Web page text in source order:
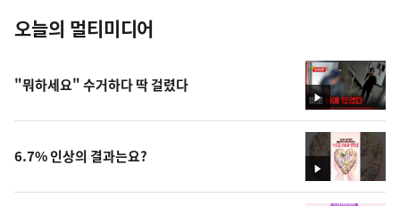
오늘의 멀티미디어
영
상
"뭐하세요" 수거하다 딱 걸렸다
영
상
6.7% 인상의 결과는요?